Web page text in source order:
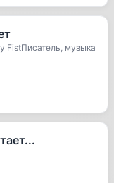
FistПисатель, музыка